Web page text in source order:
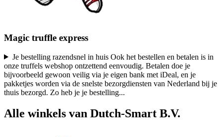
Magic truffle express
Je bestelling razendsnel in huis Ook het bestellen en betalen is in
onze truffels webshop ontzettend eenvoudig. Betalen doe je
bijvoorbeeld gewoon veilig via je eigen bank met iDeal, en je
pakketjes worden via de snelste bezorgdiensten van Nederland bij je
thuis bezorgd. Zo heb je je bestelling...
Alle winkels van Dutch-Smart B.V.